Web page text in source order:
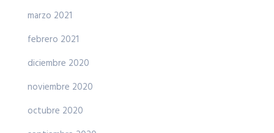
marzo 2021
febrero 2021
diciembre 2020
noviembre 2020
octubre 2020